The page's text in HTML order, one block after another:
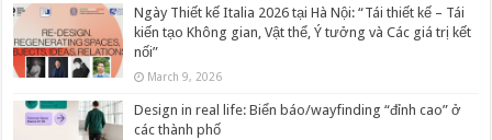
Ngày Thiết kế Italia 2026 tại Hà Nội: “Tái thiết kế – Tái
kiến tạo Không gian, Vật thể, Ý tưởng và Các giá trị kết
nối”
March 9, 2026
Design in real life: Biển báo/wayfinding “đỉnh cao” ở
các thành phố